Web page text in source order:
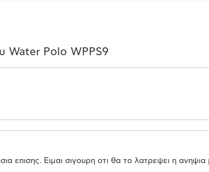
Water Polo WPPS9
επισης. Ειμαι σιγουρη οτι θα το λατρεψει η